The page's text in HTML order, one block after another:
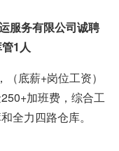
服务有限公司诚聘
1 人
底薪+岗位工资）
加班费，综合工
全力四路仓库。